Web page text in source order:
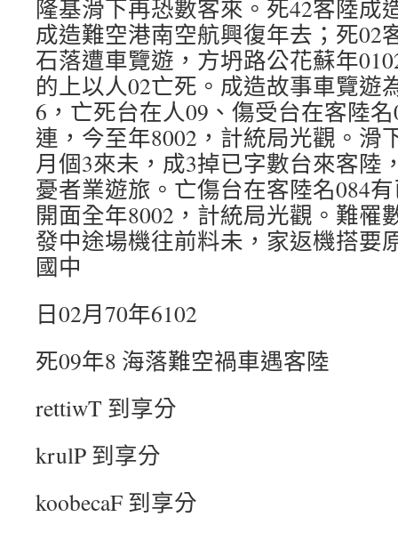
隆基滑下再恐數客來。死42客陸成
成造難空港南空航興復年去；死02
石落遭車覽遊，方坍路公花蘇年
的上以人02亡死。成造故事車覽遊
6，亡死台在人09、傷受台在客陸
連，今至年8002，計統局光觀。滑
月個3來未，成3掉已字數台來客陸
憂者業遊旅。亡傷台在客陸名084
開面全年8002，計統局光觀。難罹
發中途場機往前料未，家返機搭要
國中
日02月70年6102
死09年8 海落難空禍車遇客陸
rettiwT 到享分
krulP 到享分
koobecaF 到享分